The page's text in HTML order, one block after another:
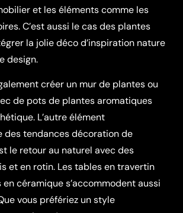
et les éléments comme les
C’est aussi le cas des plantes
la jolie déco d’inspiration nature
design.
créer un mur de plantes ou
de pots de plantes aromatiques
L’autre élément
tendances décoration de
le retour au naturel avec des
et en rotin. Les tables en travertin
céramique s’accommodent aussi
vous préfériez un style